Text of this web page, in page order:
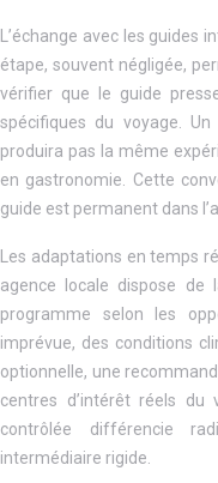
L’échange avec les guides
étape, souvent négligée,
vérifier que le guide
spécifiques du voyage.
produira pas la même
en gastronomie. Cette
guide est permanent dans
Les adaptations en temps
agence locale dispose de
programme selon les
imprévue, des conditions
optionnelle, une
centres d’intérêt réels du
contrôlée différencie
intermédiaire rigide.